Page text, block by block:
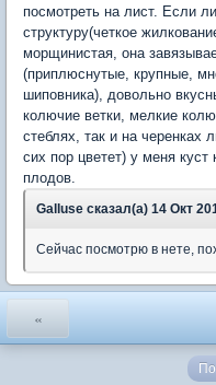
посмотреть на лист. Если
структуру(четкое
морщинистая, она
(приплюснутые, крупные,
шиповника), довольно
колючие ветки, мелкие
стеблях, так и на черенках
сих пор цветет) у меня
плодов.
Galluse сказал(а) 14 Окт
Сейчас посмотрю в нете,
«